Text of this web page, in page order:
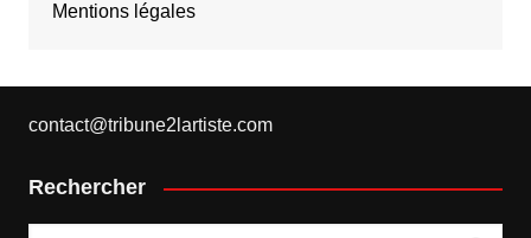
Mentions légales
contact@tribune2lartiste.com
Rechercher